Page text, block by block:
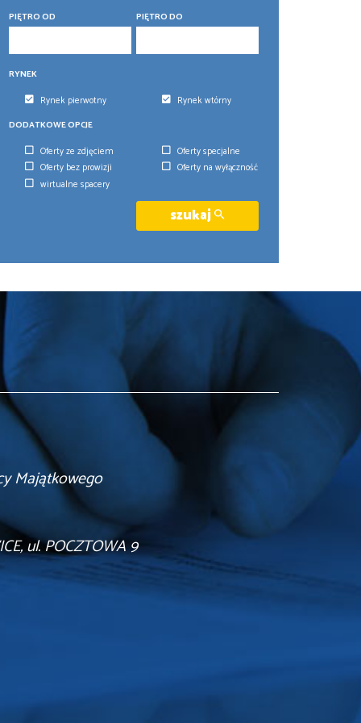
PIĘTRO OD PIĘTRO DO
RYNEK
Rynek pierwotny
Rynek wtórny
DODATKOWE OPCJE
Oferty ze zdjęciem
Oferty specjalne
Oferty bez prowizji
Oferty na wyłączność
wirtualne spacery
szukaj
Majątkowego
ul. POCZTOWA 9